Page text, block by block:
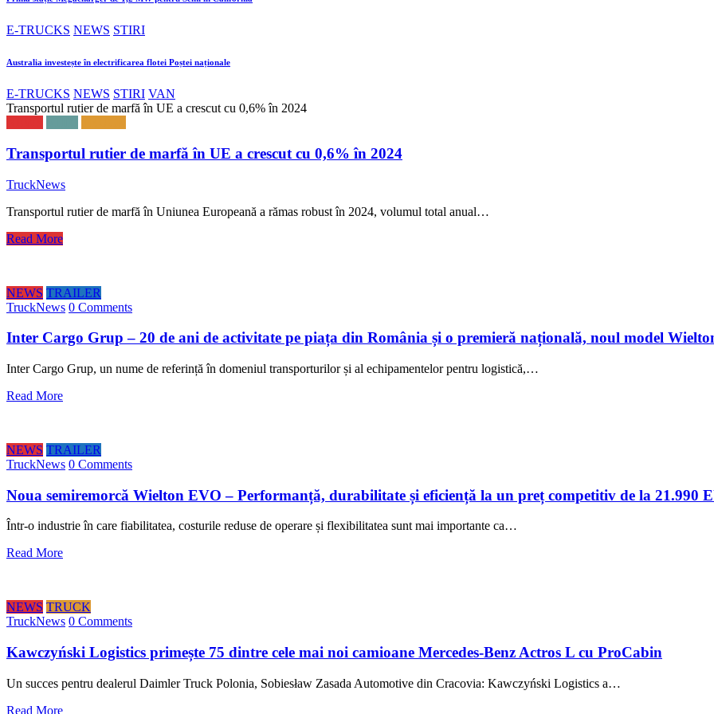
E-TRUCKS NEWS STIRI
Australia investește în electrificarea flotei Poștei naționale
E-TRUCKS NEWS STIRI VAN
Transportul rutier de marfă în UE a crescut cu 0,6% în 2024
Transportul rutier de marfă în UE a crescut cu 0,6% în 2024
TruckNews
Transportul rutier de marfă în Uniunea Europeană a rămas robust în 2024, volumul total anual…
Read More
NEWS TRAILER
TruckNews 0 Comments
Inter Cargo Grup – 20 de ani de activitate pe piața din România și o premieră națională, noul model
Inter Cargo Grup, un nume de referință în domeniul transporturilor și al echipamentelor pentru logistică,…
Read More
NEWS TRAILER
TruckNews 0 Comments
Noua semiremorcă Wielton EVO – Performanță, durabilitate și eficiență la un preț competitiv de la 21.990
Într-o industrie în care fiabilitatea, costurile reduse de operare și flexibilitatea sunt mai importante ca…
Read More
NEWS TRUCK
TruckNews 0 Comments
Kawczyński Logistics primește 75 dintre cele mai noi camioane Mercedes-Benz Actros L cu ProCabin
Un succes pentru dealerul Daimler Truck Polonia, Sobiesław Zasada Automotive din Cracovia: Kawczyński Logistics a…
Read More